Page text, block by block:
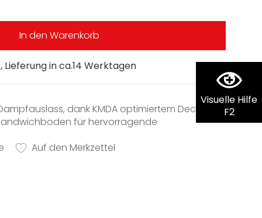
Visuelle Hilfe
F2
in ca.14 Werktagen
In den Warenkorb
dank KMDA optimiertem Deckel
für hervorragende
das Kochen
Auf den Merkzettel